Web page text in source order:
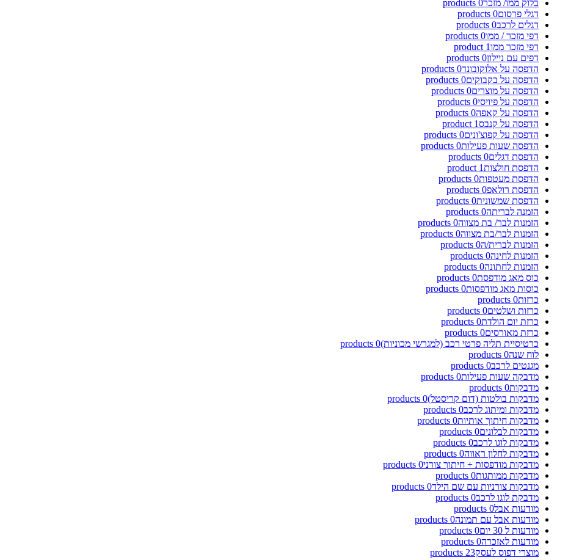
בלוק ממו/ מזכר0
products
דגלי פרסום0
products
דגלים לרכב0
products
דפי מזכר / ממו0
products
דפי מזכר ממו1
product
דפים עם ניילון0
products
הדפסה על אלוקובונד0
products
הדפסה על בקבוקים0
products
הדפסה על מוצרים0
products
הדפסה על פיויסי0
products
הדפסה על קאפה0
products
הדפסה על קנבס1
product
הדפסה על קפוצ'ונים0
products
הדפסה שעות פעילות0
products
הדפסת דגלים0
products
הדפסת חולצות1
product
הדפסת מעטפות0
products
הדפסת רולאפ0
products
הדפסת שמשונית0
products
הזמנה לבריתה0
products
הזמנות לבר/ בת מצווה0
products
הזמנות לבר/בת מצווה0
products
הזמנות לברית/ה0
products
הזמנות לחינה0
products
הזמנות לחתונה0
products
כוס מאג מודפסת0
products
כוסות מאג מודפסות0
products
כרזות0
products
כרזות ושלטים0
products
כרזת יום הולדת0
products
כרזת מאורסים0
products
כרטיסיית תליה פרטי רכב (למגרשי מכוניות)0
products
לוח שנה0
products
מגנטים לרכב0
products
מדבקה שעות פעילות0
products
מדבקות0
products
מדבקות בולטות (דום קריסטל)0
products
מדבקות ומיתוג לרכב0
products
מדבקות חיתוך אותיות0
products
מדבקות לבלונים0
products
מדבקות לוגו לרכב0
products
מדבקות לחלון ראווה0
products
מדבקות מודפסות + חיתוך צורני0
products
מדבקות ממותגות0
products
מדבקות צורניות עם שם הילד0
products
מדבקת לוגו לרכב0
products
מודעות אבל0
products
מודעות אבל עם תמונה0
products
מודעות ל 30 יום
0
products
מודעות לאזכרה0
products
מוצרי דפוס לעסק23
products